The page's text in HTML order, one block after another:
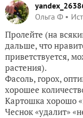
Ольга Ф
Пролейте (на
дальше, что
приветствуется,
растения).
Фасоль, горох,
хорошее
Картошка хорошо
Чеснок «удалит»